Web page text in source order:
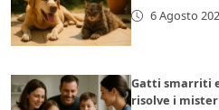
6 Agosto
Gatti smarriti
risolve i